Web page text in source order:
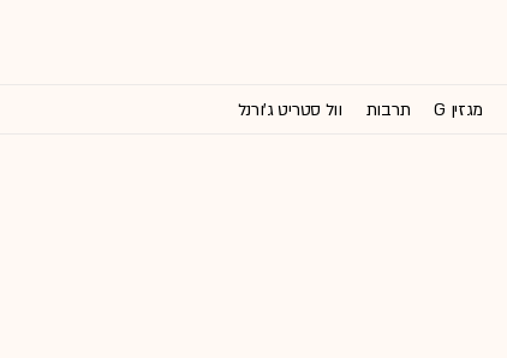
מגזין G תרבות וול סטריט ג'ורנל